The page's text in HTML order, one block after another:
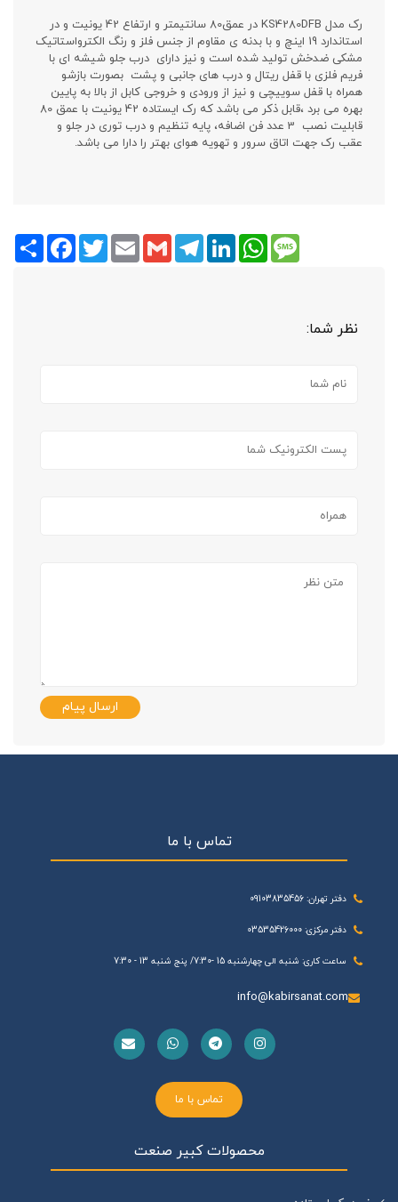
رک مدل KS4280DFB در عمق80 سانتیمتر و ارتفاع 42 یونیت و در
استاندارد 19 اینچ و با بدنه ی مقاوم از جنس فلز و رنگ الکترواستاتیک
مشکی ضدخش تولید شده است و نیز دارای درب جلو شیشه ای با
فریم فلزی با قفل ریتال و درب های جانبی و پشت بصورت بازشو
همراه با قفل سوییچی و نیز از ورودی و خروجی کابل از بالا به پایین
بهره می برد ،قابل ذکر می باشد که رک ایستاده 42 یونیت با عمق 80
قابلیت نصب 3 عدد فن اضافه، پایه تنظیم و درب توری در جلو و
عقب رک جهت اتاق سرور و تهویه هوای بهتر را دارا می باشد.
Share
FacebookTwitter Email Gmail
TelegramLinkedInWhatsAppMessage
نظر شما:
ارسال پیام
تماس با ما
دفتر تهران: 09103835456
دفتر مرکزی: 03535426000
ساعت کاری: شنبه الی چهارشنبه 15 -7:30/ پنج شنبه 13 - 7:30
info@kabirsanat.com
تماس با ما
محصولات کبیر صنعت